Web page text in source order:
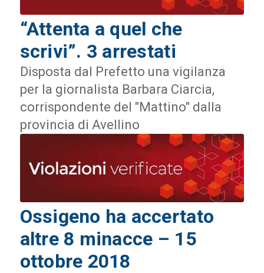
“Attenta a quel che
scrivi”. 3 arrestati
Disposta dal Prefetto una vigilanza
per la giornalista Barbara Ciarcia,
corrispondente del "Mattino" dalla
provincia di Avellino
Ossigeno ha accertato
altre 8 minacce – 15
ottobre 2018